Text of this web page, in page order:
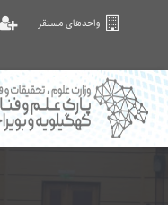
واحدهای مستقر